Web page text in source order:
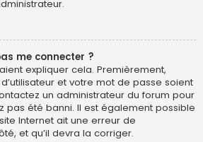
me connecter ?
expliquer cela. Premièrement,
et votre mot de passe soient
un administrateur du forum pour
pas été banni. Il est également possible
Internet ait une erreur de
et qu’il devra la corriger.